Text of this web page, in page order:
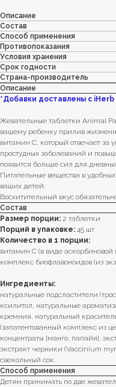
Описание
Состав
Способ применения
Противопоказания
Условия хранения
Срок годности
Страна-производитель
Описание
*Добавки доставлены с
Жевательные таблетки Animal
вашему ребенку прилив
витамин C, который отвечает за
простудных заболеваний и
появится больше сил для
Питательные вещества в
ваших детей.
Восхитительный вкус
Состав
Размер порции: 2 таблетки
Порций в упаковке: 45 шт
Количество в 1 порции:
витамин С (в виде аскорбиновой
комплекс биофлавоноидов (из
Ингредиенты:
натуральные подсластители
ксилитол, натуральные
кремния, натуральный
(запатентованный комплекс из
концентраты [манго, папайя],
экстракт черники (Vaccinium
свекольный сок.
Способ применения
Детям принимать по две